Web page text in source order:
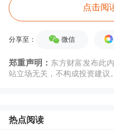
美股大型科技股多数
4%续创新高，已
点击阅
分享至： 微信
郑重声明： 东方财富发布此
站立场无关，不构成投资建议
热点阅读